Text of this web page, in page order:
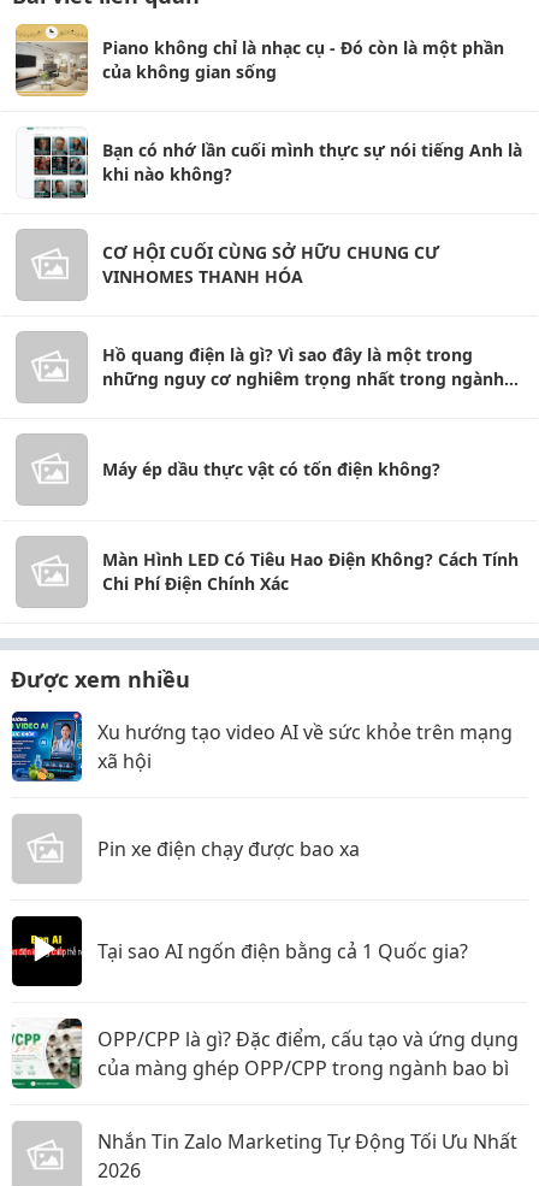
Piano không chỉ là nhạc cụ - Đó còn là một phần
của không gian sống
Bạn có nhớ lần cuối mình thực sự nói tiếng Anh là
khi nào không?
CƠ HỘI CUỐI CÙNG SỞ HỮU CHUNG CƯ
VINHOMES THANH HÓA
Hồ quang điện là gì? Vì sao đây là một trong
những nguy cơ nghiêm trọng nhất trong ngành
Máy ép dầu thực vật có tốn điện không?
Màn Hình LED Có Tiêu Hao Điện Không? Cách Tính
Chi Phí Điện Chính Xác
Được xem nhiều
Xu hướng tạo video AI về sức khỏe trên mạng
xã hội
Pin xe điện chạy được bao xa
Tại sao AI ngốn điện bằng cả 1 Quốc gia?
OPP/CPP là gì? Đặc điểm, cấu tạo và ứng dụng
của màng ghép OPP/CPP trong ngành bao bì
Nhắn Tin Zalo Marketing Tự Động Tối Ưu Nhất
2026